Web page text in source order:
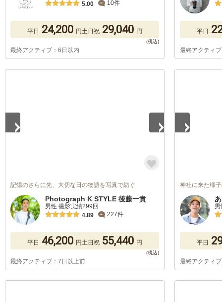
5.00
10件
平日 24,200 円土日祝 29,040 円
最終アクティブ：6日以内
平日
最終アクティ
記憶のさらに先、大切な日の物語を写真で紡ぐ
Photograph K STYLE 後藤一貴
男性 撮影実績299回
4.89
227件
平日 46,200 円土日祝 55,440 円
最終アクティブ：7日以上前
神社に来た様
平日
最終アクティ